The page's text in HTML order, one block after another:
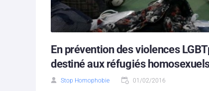
En prévention des violences
destiné aux réfugiés
Stop Homophobie 01/02/2016